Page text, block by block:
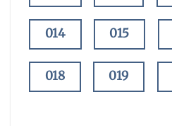
014 015
018 019